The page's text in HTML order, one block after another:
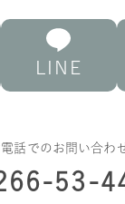
LINE
話でのお問い合わ
53-